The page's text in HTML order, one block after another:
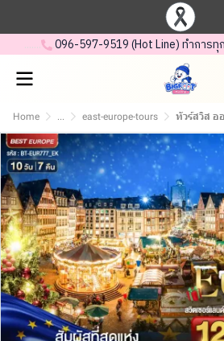
....... .096-597-95 19 (Hot Line) ทำการทุ
Home ... east-europe-tours ทัวร์สวิส ออสเตรีย เยอ